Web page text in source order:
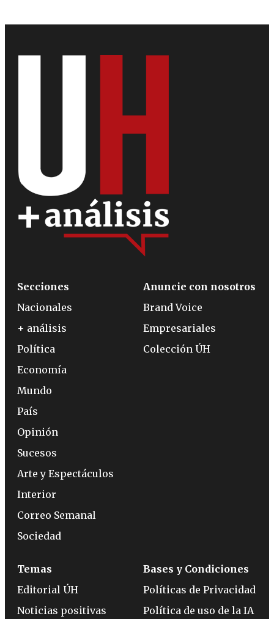
Secciones
Nacionales
+ análisis
Política
Economía
Mundo
País
Opinión
Sucesos
Arte y Espectáculos
Interior
Correo Semanal
Sociedad
Anuncie con nosotros
Brand Voice
Empresariales
Colección ÚH
Temas
Editorial ÚH
Noticias positivas
Bases y Condiciones
Políticas de Privacidad
Política de uso de la IA